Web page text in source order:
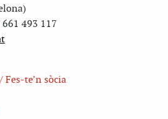
493 117
Fes-te’n sòcia